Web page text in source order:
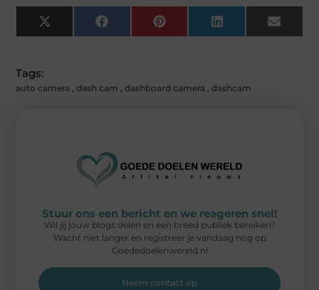
X
(Twitter)
FacebookPinterest LinkedIn Email
Tags:
auto camera ,dash cam ,dashboard camera ,dashcam
Stuur ons een bericht en we reageren snel!
Wil jij jouw blogs delen en een breed publiek bereiken?
Wacht niet langer en registreer je vandaag nog op
Goededoelenwereld.nl
Neem contact op